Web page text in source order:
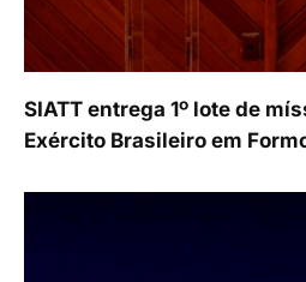
SIATT entrega 1º lote de
Exército Brasileiro em